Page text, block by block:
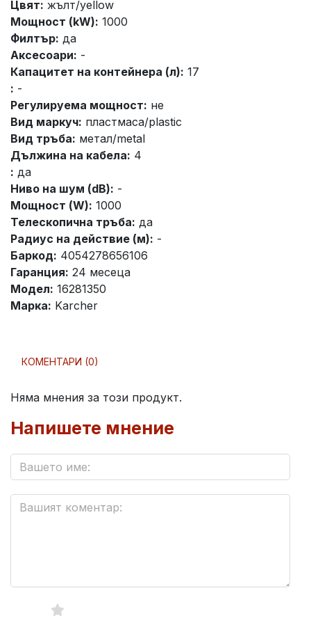
Цвят: жълт/yellow
Мощност (kW): 1000
Филтър: да
Аксесоари: -
Капацитет на контейнера (л): 17
: -
Регулируема мощност: не
Вид маркуч: пластмаса/plastic
Вид тръба: метал/metal
Дължина на кабела: 4
: да
Ниво на шум (dB): -
Мощност (W): 1000
Телескопична тръба: да
Радиус на действие (м): -
Баркод: 4054278656106
Гаранция: 24 месеца
Модел: 16281350
Марка: Karcher
КОМЕНТАРИ (0)
Няма мнения за този продукт.
Напишете мнение